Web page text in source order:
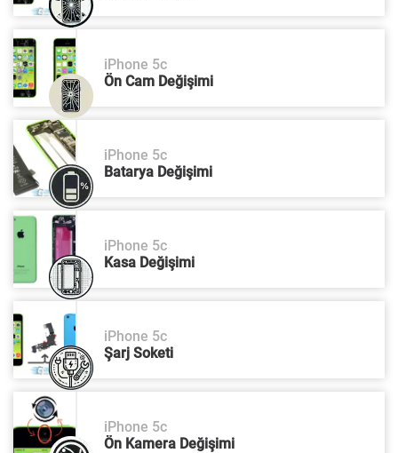
iPhone 5c
Ön Cam Değişimi
iPhone 5c
Batarya Değişimi
iPhone 5c
Kasa Değişimi
iPhone 5c
Şarj Soketi
iPhone 5c
Ön Kamera Değişimi